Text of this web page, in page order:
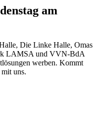
am
Die Linke Halle, Omas
LAMSA und VVN-BdA
werben. Kommt
uns.